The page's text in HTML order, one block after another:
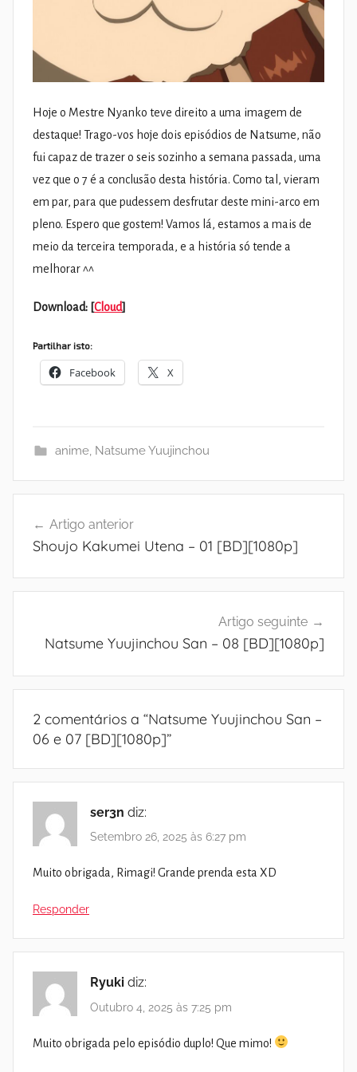
Hoje o Mestre Nyanko teve direito a uma imagem de
destaque! Trago-vos hoje dois episódios de Natsume, não
fui capaz de trazer o seis sozinho a semana passada, uma
vez que o 7 é a conclusão desta história. Como tal, vieram
em par, para que pudessem desfrutar deste mini-arco em
pleno. Espero que gostem! Vamos lá, estamos a mais de
meio da terceira temporada, e a história só tende a
melhorar ^^
Download: [Cloud]
Partilhar isto:
Facebook X
anime, Natsume Yuujinchou
de
Artigo anterior
Shoujo Kakumei Utena – 01 [BD][1080p]
Artigo seguinte
Natsume Yuujinchou San – 08 [BD][1080p]
2 comentários a “Natsume Yuujinchou San –
06 e 07 [BD][1080p]”
ser3n diz:
Setembro 26, 2025 às 6:27 pm
Muito obrigada, Rimagi! Grande prenda esta XD
Responder
Ryuki diz:
Outubro 4, 2025 às 7:25 pm
Muito obrigada pelo episódio duplo! Que mimo!